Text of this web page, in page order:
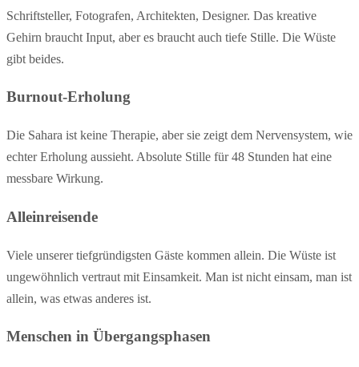
Schriftsteller, Fotografen, Architekten, Designer. Das kreative
Gehirn braucht Input, aber es braucht auch tiefe Stille. Die Wüste
gibt beides.
Burnout-Erholung
Die Sahara ist keine Therapie, aber sie zeigt dem Nervensystem, wie
echter Erholung aussieht. Absolute Stille für 48 Stunden hat eine
messbare Wirkung.
Alleinreisende
Viele unserer tiefgründigsten Gäste kommen allein. Die Wüste ist
ungewöhnlich vertraut mit Einsamkeit. Man ist nicht einsam, man ist
allein, was etwas anderes ist.
Menschen in Übergangsphasen